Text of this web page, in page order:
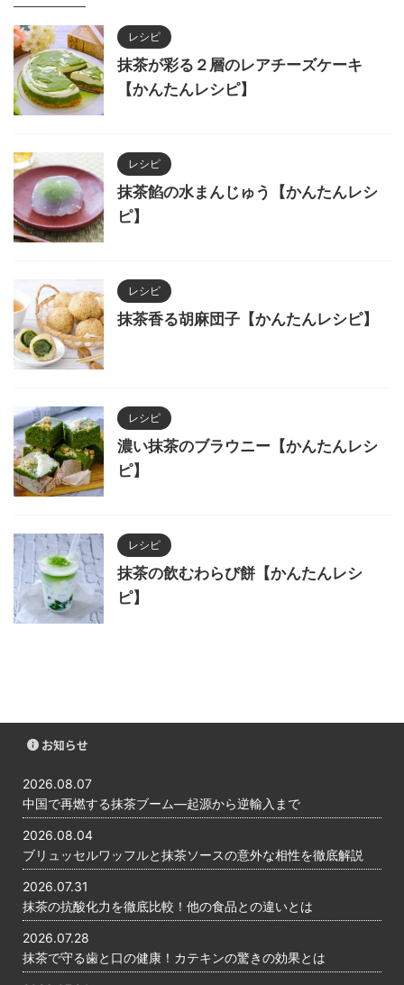
レシピ
抹茶が彩る２層のレアチーズケーキ
【かんたんレシピ】
レシピ
抹茶餡の水まんじゅう【かんたんレシ
ピ】
レシピ
抹茶香る胡麻団子【かんたんレシピ】
レシピ
濃い抹茶のブラウニー【かんたんレシ
ピ】
レシピ
抹茶の飲むわらび餅【かんたんレシ
ピ】
お知らせ
2026.08.07
中国で再燃する抹茶ブーム―起源から逆輸入まで
2026.08.04
ブリュッセルワッフルと抹茶ソースの意外な相性を徹底解説
2026.07.31
抹茶の抗酸化力を徹底比較！他の食品との違いとは
2026.07.28
抹茶で守る歯と口の健康！カテキンの驚きの効果とは